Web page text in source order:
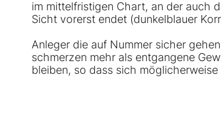
im mittelfristigen Chart, an der auch
Sicht vorerst endet (dunkelblauer
Anleger die auf Nummer sicher
schmerzen mehr als entgangene
bleiben, so dass sich